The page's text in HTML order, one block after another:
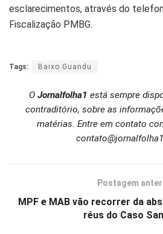
esclarecimentos, através do
Fiscalização PMBG.
Tags: Baixo Guandu
O Jornalfolha1 está sempre
contraditório, sobre as
matérias. Entre em contato
Postagem
MPF e MAB vão recorrer da
réus do Caso